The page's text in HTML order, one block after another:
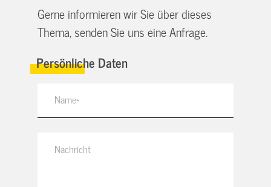
Gerne informieren wir Sie über dieses
Thema, senden Sie uns eine Anfrage.
Persönliche Daten